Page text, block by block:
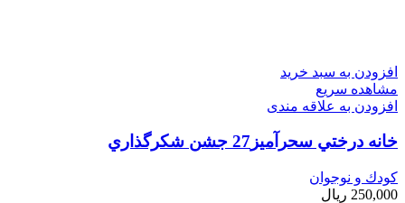
افزودن به سبد خرید
مشاهده سریع
افزودن به علاقه مندی
خانه درختي سحرآميز27 جشن شكرگذاري
کودك و نوجوان
250,000 ریال